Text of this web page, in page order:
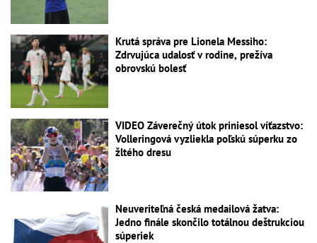
Krutá správa pre Lionela Messiho:
Zdrvujúca udalosť v rodine, prežíva
obrovskú bolesť
VIDEO Záverečný útok priniesol víťazstvo:
Volleringová vyzliekla poľskú súperku zo
žltého dresu
Neuveriteľná česká medailová žatva:
Jedno finále skončilo totálnou deštrukciou
súperiek